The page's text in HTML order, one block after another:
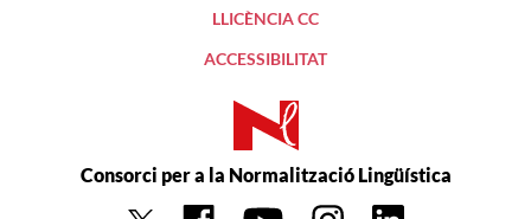
LLICÈNCIA CC
ACCESSIBILITAT
Consorci per a la Normalització Lingüística